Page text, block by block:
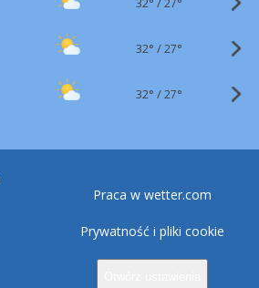
32° /27°
32° /27°
Praca w wetter.com
Prywatność i pliki cookie